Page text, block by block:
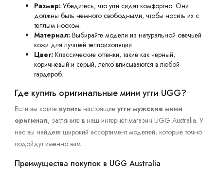
Размер: Убедитесь, что угги сидят комфортно. Они
должны быть немного свободными, чтобы носить их с
теплым носком.
Материал: Выбирайте модели из натуральной овечьей
кожи для лучшей теплоизоляции.
Цвет: Классические оттенки, такие как черный,
коричневый и серый, легко вписываются в любой
гардероб.
Где купить оригинальные мини угги UGG?
Если вы хотите купить настоящие угги мужские мини
оригинал, загляните в наш интернет-магазин UGG Australia. У
нас вы найдете широкий ассортимент моделей, которые точно
подойдут именно вам.
Преимущества покупок в UGG Australia